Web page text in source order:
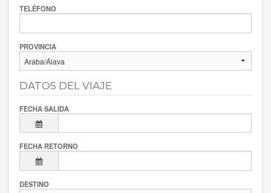
TELÉFONO
PROVINCIA
DATOS DEL VIAJE
FECHA SALIDA
FECHA RETORNO
DESTINO